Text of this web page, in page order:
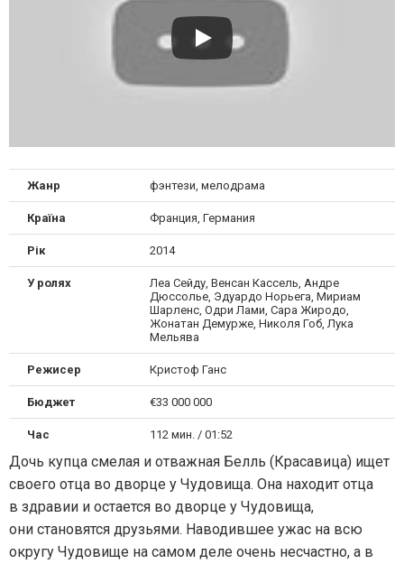
Жанр фэнтези, мелодрама
Країна Франция, Германия
Рік 2014
У ролях
Леа Сейду, Венсан Кассель, Андре
Дюссолье, Эдуардо Норьега, Мириам
Шарленс, Одри Лами, Сара Жиродо,
Жонатан Демурже, Николя Гоб, Лука
Мельява
Режисер Кристоф Ганс
Бюджет €33 000 000
Час 112 мин. / 01:52
Дочь купца смелая и отважная Белль (Красавица) ищет
своего отца во дворце у Чудовища. Она находит отца
в здравии и остается во дворце у Чудовища,
они становятся друзьями. Наводившее ужас на всю
округу Чудовище на самом деле очень несчастно, а в